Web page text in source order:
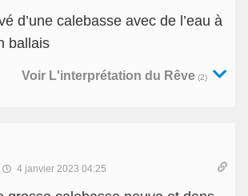
d’une calebasse avec de l’eau à
ballais
Voir L'interprétation du Rêve (2)
4 janvier 2023 04:25